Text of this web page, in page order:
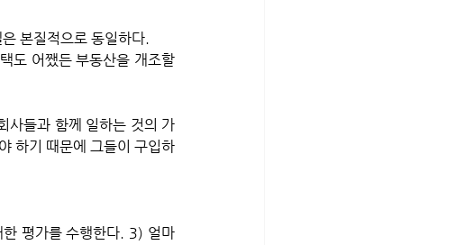
본질적으로 동일하다.
도 어쨌든 부동산을 개조할
사들과 함께 일하는 것의 가
하기 때문에 그들이 구입하
평가를 수행한다. 3) 얼마